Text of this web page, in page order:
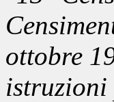
ottobre